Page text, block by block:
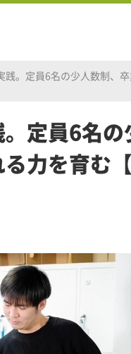
践。定員6名の少人数制、
。定員6名の
力を育む